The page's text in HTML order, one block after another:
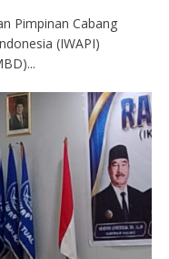
Pimpinan Cabang
(IWAPI)